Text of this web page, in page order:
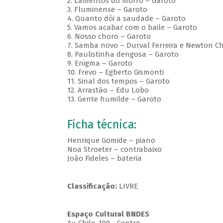
3. Fluminense – Garoto
4. Quanto dói a saudade – Garoto
5. Vamos acabar com o baile – Garoto
6. Nosso choro – Garoto
7. Samba novo – Durval Ferreira e Newton
8. Paulistinha dengosa – Garoto
9. Enigma – Garoto
10. Frevo – Egberto Gismonti
11. Sinal dos tempos – Garoto
12. Arrastão – Edu Lobo
13. Gente humilde – Garoto
Ficha técnica:
Henrique Gomide – piano
Noa Stroeter – contrabaixo
João Fideles – bateria
Classificação:LIVRE
Espaço Cultural BNDES